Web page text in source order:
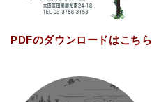
PDFのダウンロードはこちら